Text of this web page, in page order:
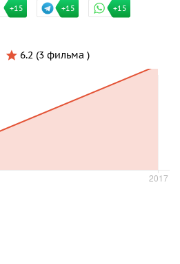
+15 +15 +15
6.2 (3 фильма )